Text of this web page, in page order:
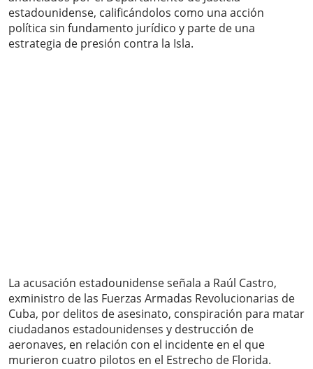
estadounidense, calificándolos como una acción
política sin fundamento jurídico y parte de una
estrategia de presión contra la Isla.
La acusación estadounidense señala a Raúl Castro,
exministro de las Fuerzas Armadas Revolucionarias de
Cuba, por delitos de asesinato, conspiración para matar
ciudadanos estadounidenses y destrucción de
aeronaves, en relación con el incidente en el que
murieron cuatro pilotos en el Estrecho de Florida.